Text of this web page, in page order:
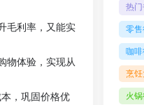
毛利率，又能实
物体验，实现从
，巩固价格优
热
零
咖
烹
火